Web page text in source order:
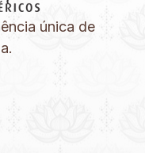
única de